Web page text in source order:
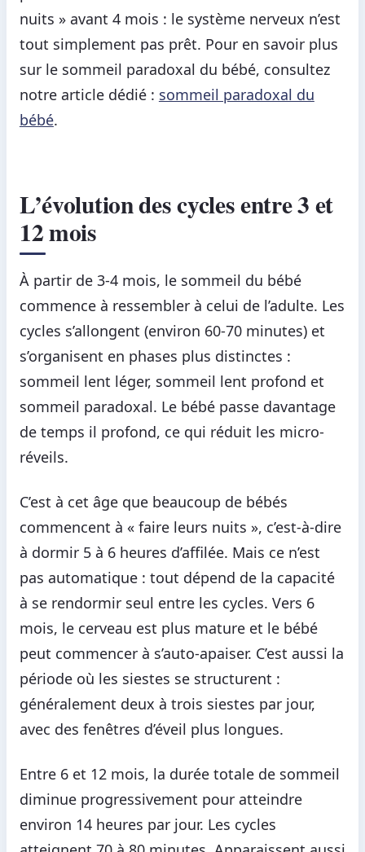
nuits » avant 4 mois : le système nerveux n’est
tout simplement pas prêt. Pour en savoir plus
sur le sommeil paradoxal du bébé, consultez
notre article dédié : sommeil paradoxal du
bébé.
L’évolution des cycles entre 3 et
12 mois
À partir de 3-4 mois, le sommeil du bébé
commence à ressembler à celui de l’adulte. Les
cycles s’allongent (environ 60-70 minutes) et
s’organisent en phases plus distinctes :
sommeil lent léger, sommeil lent profond et
sommeil paradoxal. Le bébé passe davantage
de temps il profond, ce qui réduit les micro-
réveils.
C’est à cet âge que beaucoup de bébés
commencent à « faire leurs nuits », c’est-à-dire
à dormir 5 à 6 heures d’affilée. Mais ce n’est
pas automatique : tout dépend de la capacité
à se rendormir seul entre les cycles. Vers 6
mois, le cerveau est plus mature et le bébé
peut commencer à s’auto-apaiser. C’est aussi la
période où les siestes se structurent :
généralement deux à trois siestes par jour,
avec des fenêtres d’éveil plus longues.
Entre 6 et 12 mois, la durée totale de sommeil
diminue progressivement pour atteindre
environ 14 heures par jour. Les cycles